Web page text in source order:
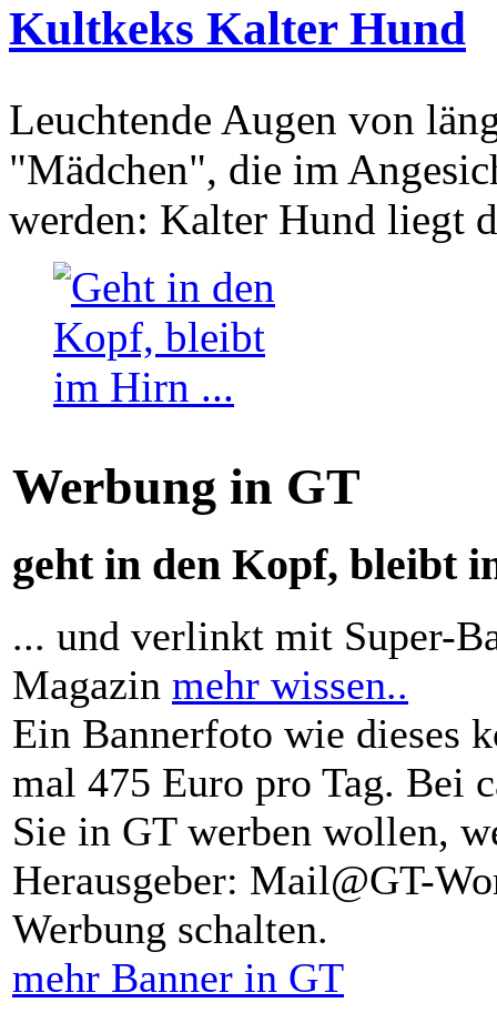
Kultkeks Kalter Hund
Leuchtende Augen von
"Mädchen", die im
werden: Kalter Hund liegt
Werbung in GT
geht in den Kopf, bleibt
... und verlinkt mit Super-
Magazin mehr wissen..
Ein Bannerfoto wie dieses
mal 475 Euro pro Tag. Bei
Sie in GT werben wollen,
Herausgeber: Mail@GT-
Werbung schalten.
mehr Banner in GT